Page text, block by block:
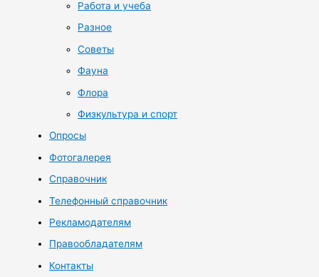
Работа и учеба
Разное
Советы
Фауна
Флора
Физкультура и спорт
Опросы
Фотогалерея
Справочник
Телефонный справочник
Рекламодателям
Правообладателям
Контакты